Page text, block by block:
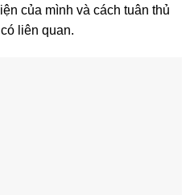
của mình và cách tuân thủ
liên quan.